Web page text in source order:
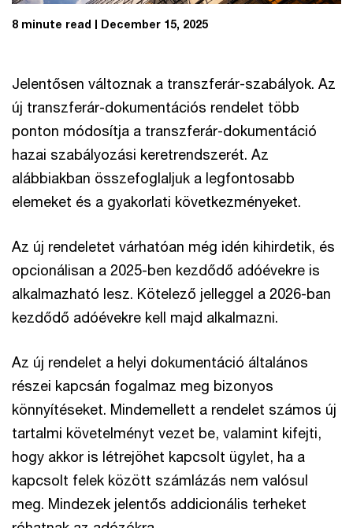
8 minute read December 15, 2025
Jelentősen változnak a transzferár-szabályok. Az
új transzferár-dokumentációs rendelet több
ponton módosítja a transzferár-dokumentáció
hazai szabályozási keretrendszerét. Az
alábbiakban összefoglaljuk a legfontosabb
elemeket és a gyakorlati következményeket.
Az új rendeletet várhatóan még idén kihirdetik, és
opcionálisan a 2025-ben kezdődő adóévekre is
alkalmazható lesz. Kötelező jelleggel a 2026-ban
kezdődő adóévekre kell majd alkalmazni.
Az új rendelet a helyi dokumentáció általános
részei kapcsán fogalmaz meg bizonyos
könnyítéseket. Mindemellett a rendelet számos új
tartalmi követelményt vezet be, valamint kifejti,
hogy akkor is létrejöhet kapcsolt ügylet, ha a
kapcsolt felek között számlázás nem valósul
meg. Mindezek jelentős addicionális terheket